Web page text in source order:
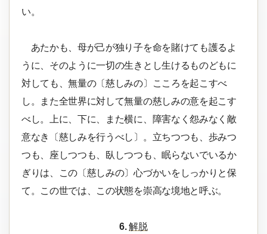
い。
あたかも、母が己が独り子を命を賭けても護るよ
うに、そのように一切の生きとし生けるものどもに
対しても、無量の〔慈しみの〕こころを起こすべ
し。また全世界に対して無量の慈しみの意を起こす
べし。上に、下に、また横に、障害なく怨みなく敵
意なき〔慈しみを行うべし〕。立ちつつも、歩みつ
つも、座しつつも、臥しつつも、眠らないでいるか
ぎりは、この〔慈しみの〕心づかいをしっかりと保
て。この世では、この状態を崇高な境地と呼ぶ。
6.解脱